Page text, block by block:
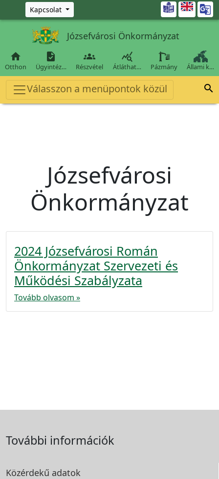
Ugrás a fő tartalomra
Kapcsolat 
Józsefvárosi Önkormányzat

Otthon

Ügyintéz…

Részvétel

Átláthat… Pázmány Állami k…
Válasszon a menüpontok közül 
Józsefvárosi
Önkormányzat
2024 Józsefvárosi Román
Önkormányzat Szervezeti és
Működési Szabályzata
Tovább olvasom »
További információk
Közérdekű adatok